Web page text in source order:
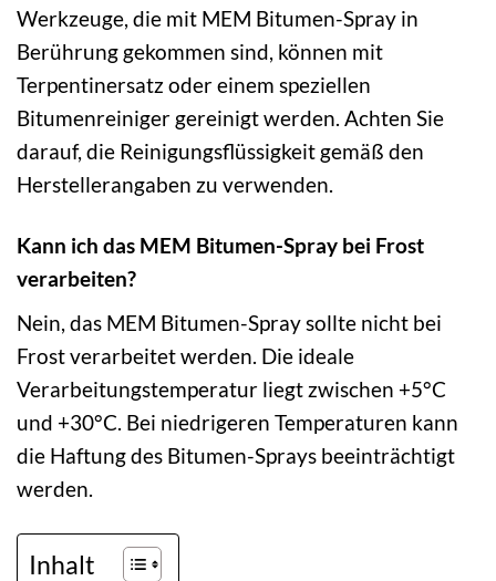
Werkzeuge, die mit MEM Bitumen-Spray in
Berührung gekommen sind, können mit
Terpentinersatz oder einem speziellen
Bitumenreiniger gereinigt werden. Achten Sie
darauf, die Reinigungsflüssigkeit gemäß den
Herstellerangaben zu verwenden.
Kann ich das MEM Bitumen-Spray bei Frost
verarbeiten?
Nein, das MEM Bitumen-Spray sollte nicht bei
Frost verarbeitet werden. Die ideale
Verarbeitungstemperatur liegt zwischen +5°C
und +30°C. Bei niedrigeren Temperaturen kann
die Haftung des Bitumen-Sprays beeinträchtigt
werden.
Inhalt